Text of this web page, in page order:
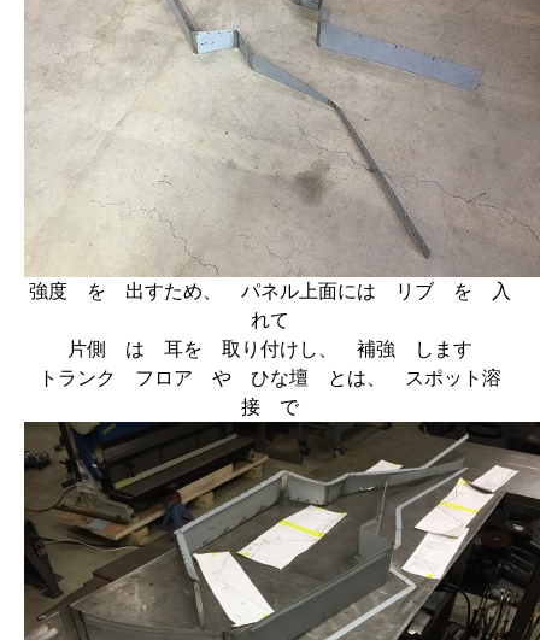
強度 を 出すため、 パネル上面には リブ を 入
れて
片側 は 耳を 取り付けし、 補強 します
トランク フロア や ひな壇 とは、 スポット溶
接 で